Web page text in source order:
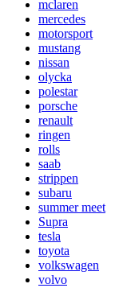
mclaren
mercedes
motorsport
mustang
nissan
olycka
polestar
porsche
renault
ringen
rolls
saab
strippen
subaru
summer meet
Supra
tesla
toyota
volkswagen
volvo